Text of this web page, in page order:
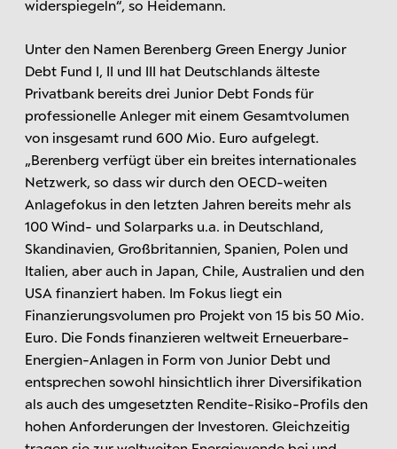
widerspiegeln“, so Heidemann.
Unter den Namen Berenberg Green Energy Junior
Debt Fund I, II und III hat Deutschlands älteste
Privatbank bereits drei Junior Debt Fonds für
professionelle Anleger mit einem Gesamtvolumen
von insgesamt rund 600 Mio. Euro aufgelegt.
„Berenberg verfügt über ein breites internationales
Netzwerk, so dass wir durch den OECD-weiten
Anlagefokus in den letzten Jahren bereits mehr als
100 Wind- und Solarparks u.a. in Deutschland,
Skandinavien, Großbritannien, Spanien, Polen und
Italien, aber auch in Japan, Chile, Australien und den
USA finanziert haben. Im Fokus liegt ein
Finanzierungsvolumen pro Projekt von 15 bis 50 Mio.
Euro. Die Fonds finanzieren weltweit Erneuerbare-
Energien-Anlagen in Form von Junior Debt und
entsprechen sowohl hinsichtlich ihrer Diversifikation
als auch des umgesetzten Rendite-Risiko-Profils den
hohen Anforderungen der Investoren. Gleichzeitig